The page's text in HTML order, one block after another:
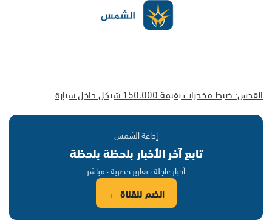
القدس: ضبط مخدرات بقيمة 150،000 شيكل داخل سيارة
إذاعة الشمس
تابع آخر الأخبار بلحظة بلحظة
أخبار عاجلة · تقارير حصرية · مباشر
انضم للقناة ←